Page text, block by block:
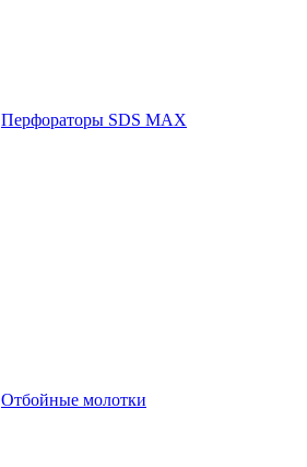
Перфораторы SDS MAX
Отбойные молотки